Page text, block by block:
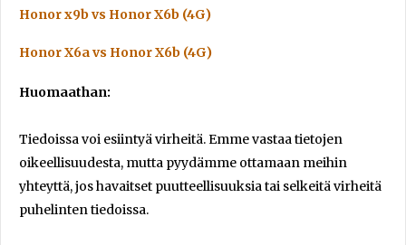
Honor x9b vs Honor X6b (4G)
Honor X6a vs Honor X6b (4G)
Huomaathan:
Tiedoissa voi esiintyä virheitä. Emme vastaa tietojen
oikeellisuudesta, mutta pyydämme ottamaan meihin
yhteyttä, jos havaitset puutteellisuuksia tai selkeitä virheitä
puhelinten tiedoissa.